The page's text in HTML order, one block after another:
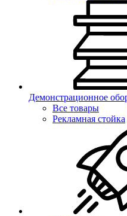
Демонстрационное
Все товары
Рекламная стойка